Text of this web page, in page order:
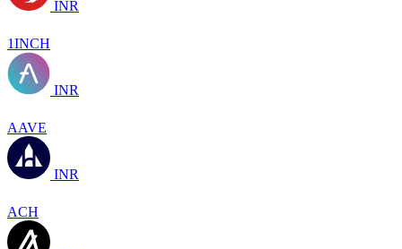
INR
1INCH
INR
AAVE
INR
ACH